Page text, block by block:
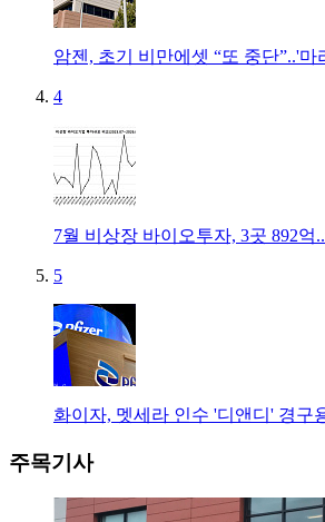
암젠, 초기 비만에셋 “또 중단”..'
4
7월 비상장 바이오투자, 3곳 892억
5
화이자, 멧세라 인수 '디앤디' 경구
주목기사